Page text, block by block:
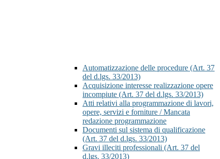
Automatizzazione delle procedure (Art. 37
del d.lgs. 33/2013)
Acquisizione interesse realizzazione opere
incompiute (Art. 37 del d.lgs. 33/2013)
Atti relativi alla programmazione di lavori,
opere, servizi e forniture / Mancata
redazione programmazione
Documenti sul sistema di qualificazione
(Art. 37 del d.lgs. 33/2013)
Gravi illeciti professionali (Art. 37 del
d.lgs. 33/2013)